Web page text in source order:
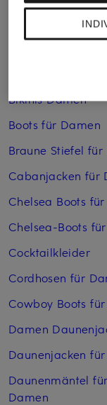
Weitere
Bikinis Damen
Boots für Damen
Braune Stiefel für
Cabanjacken für
Chelsea Boots
Chelsea-Boots
Cocktailkleider
Cordhosen für
Cowboy Boots
Damen
Daunenjacken
Daunenmäntel für
Damen